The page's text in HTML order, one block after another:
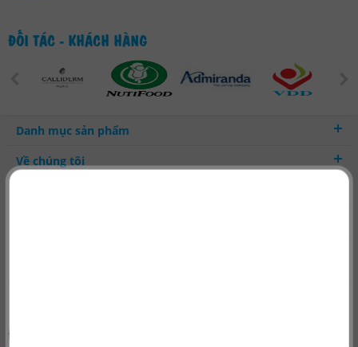
ĐỐI TÁC - KHÁCH HÀNG
Danh mục sản phẩm
Về chúng tôi
ĐĂNG KÝ NHẬN